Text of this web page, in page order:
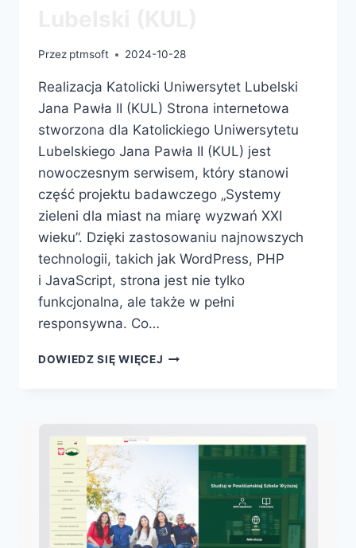
Przez ptmsoft 2024-10-28
Realizacja Katolicki Uniwersytet Lubelski
Jana Pawła II (KUL) Strona internetowa
stworzona dla Katolickiego Uniwersytetu
Lubelskiego Jana Pawła II (KUL) jest
nowoczesnym serwisem, który stanowi
część projektu badawczego „Systemy
zieleni dla miast na miarę wyzwań XXI
wieku”. Dzięki zastosowaniu najnowszych
technologii, takich jak WordPress, PHP
i JavaScript, strona jest nie tylko
funkcjonalna, ale także w pełni
responsywna. Co…
DOWIEDZ SIĘ WIĘCEJ